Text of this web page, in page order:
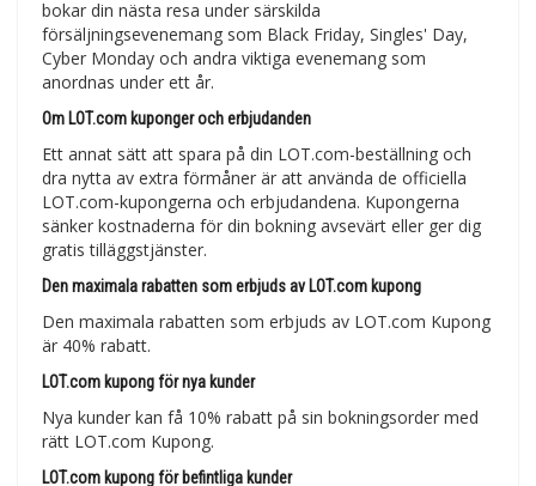
bokar din nästa resa under särskilda
försäljningsevenemang som Black Friday, Singles' Day,
Cyber Monday och andra viktiga evenemang som
anordnas under ett år.
Om LOT.com kuponger och erbjudanden
Ett annat sätt att spara på din LOT.com-beställning och
dra nytta av extra förmåner är att använda de officiella
LOT.com-kupongerna och erbjudandena. Kupongerna
sänker kostnaderna för din bokning avsevärt eller ger dig
gratis tilläggstjänster.
Den maximala rabatten som erbjuds av LOT.com kupong
Den maximala rabatten som erbjuds av LOT.com Kupong
är 40% rabatt.
LOT.com kupong för nya kunder
Nya kunder kan få 10% rabatt på sin bokningsorder med
rätt LOT.com Kupong.
LOT.com kupong för befintliga kunder